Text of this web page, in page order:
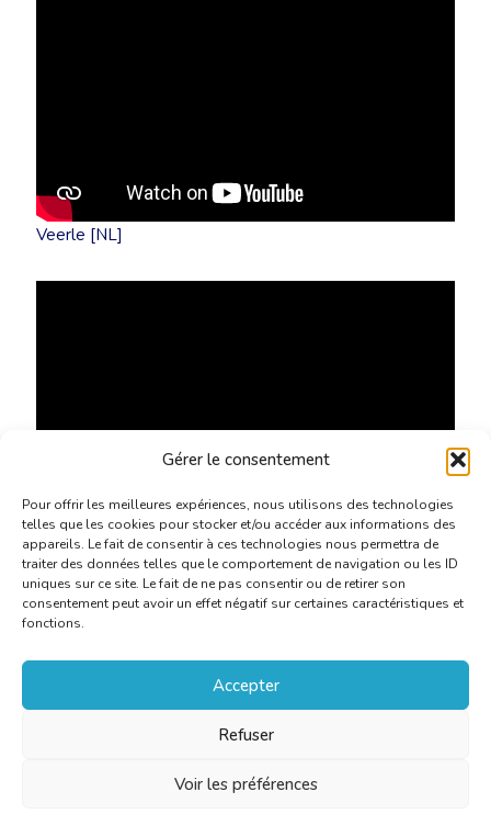
Gérer le consentement
Pour offrir les meilleures expériences, nous utilisons des technologies
telles que les cookies pour stocker et/ou accéder aux informations des
appareils. Le fait de consentir à ces technologies nous permettra de
traiter des données telles que le comportement de navigation ou les ID
uniques sur ce site. Le fait de ne pas consentir ou de retirer son
consentement peut avoir un effet négatif sur certaines caractéristiques et
fonctions.
Accepter
Refuser
Voir les préférences
Veerle [NL]